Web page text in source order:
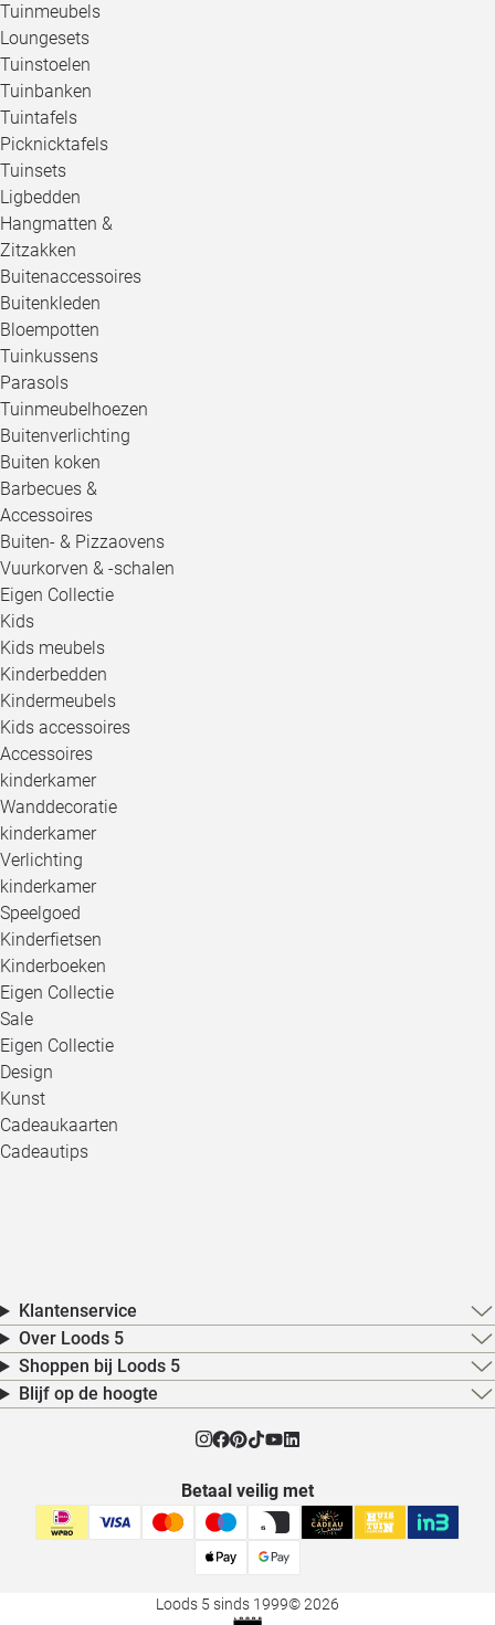
Tuinmeubels
Loungesets
Tuinstoelen
Tuinbanken
Tuintafels
Picknicktafels
Tuinsets
Ligbedden
Hangmatten &
Zitzakken
Buitenaccessoires
Buitenkleden
Bloempotten
Tuinkussens
Parasols
Tuinmeubelhoezen
Buitenverlichting
Buiten koken
Barbecues &
Accessoires
Buiten- & Pizzaovens
Vuurkorven & -schalen
Eigen Collectie
Kids
Kids meubels
Kinderbedden
Kindermeubels
Kids accessoires
Accessoires
kinderkamer
Wanddecoratie
kinderkamer
Verlichting
kinderkamer
Speelgoed
Kinderfietsen
Kinderboeken
Eigen Collectie
Sale
Eigen Collectie
Design
Kunst
Cadeaukaarten
Cadeautips
Klantenservice
Over Loods 5
Shoppen bij Loods 5
Blijf op de hoogte
Betaal veilig met
Loods 5 sinds 1999© 2026